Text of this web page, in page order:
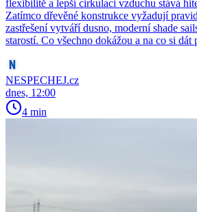
flexibilitě a lepší cirkulaci vzduchu stává
Zatímco dřevěné konstrukce vyžadují
zastřešení vytváří dusno, moderní shade
starostí. Co všechno dokážou a na co si dát
NESPECHEJ.cz
dnes, 12:00
4 min